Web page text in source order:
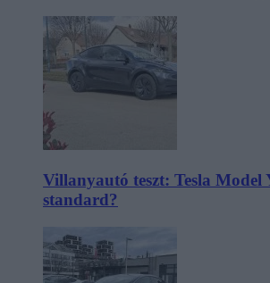
Villanyautó teszt: Tesla Model
standard?